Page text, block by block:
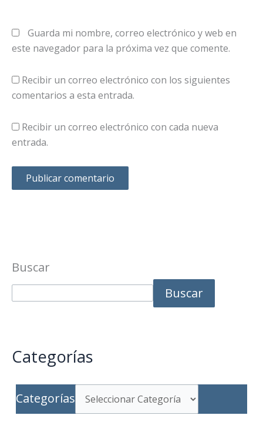
Guarda mi nombre, correo electrónico y web en
este navegador para la próxima vez que comente.
Recibir un correo electrónico con los siguientes
comentarios a esta entrada.
Recibir un correo electrónico con cada nueva
entrada.
Buscar
Buscar
Categorías
Categorías